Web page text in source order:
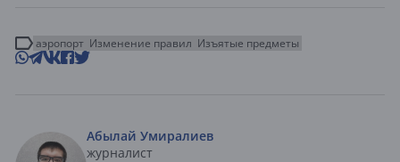
аэропорт Изменение правил Изъятые предметы
Абылай Умиралиев
журналист